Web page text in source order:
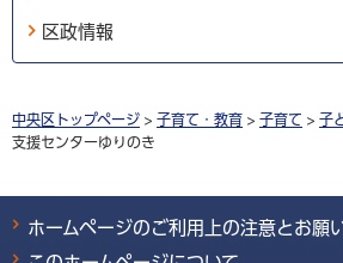
区政情報
中央区トップページ > 子育て・教育 > 子育て > 子
支援センターゆりのき
ホームページのご利用上の注意とお願